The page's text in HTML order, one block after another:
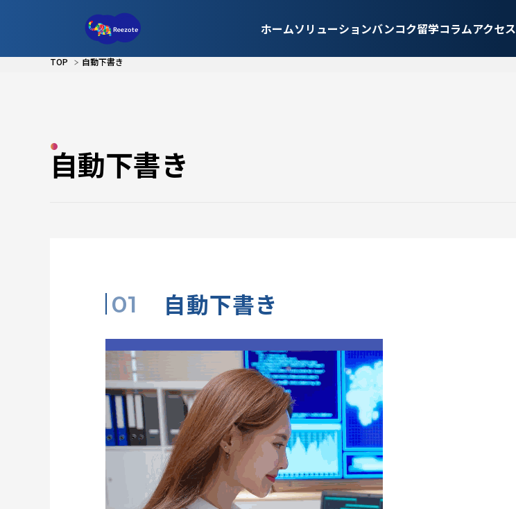
ホームソリューションバンコク留学コラムアクセス
TOP 自動下書き
自動下書き
自動下書き